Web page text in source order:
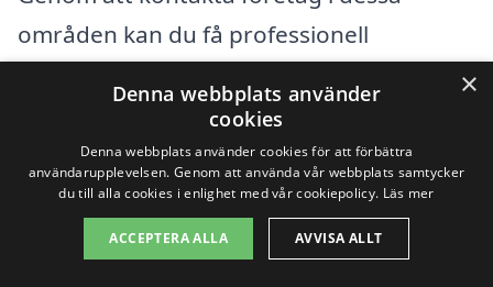
områden kan du få professionell
Processen för att hitta rätt företag bör
innefatta:
×
Denna webbplats använder
cookies
Denna webbplats använder cookies för att förbättra
användarupplevelsen. Genom att använda vår webbplats samtycker
du till alla cookies i enlighet med vår cookiepolicy. Läs mer
ACCEPTERA ALLA AVVISA ALLT